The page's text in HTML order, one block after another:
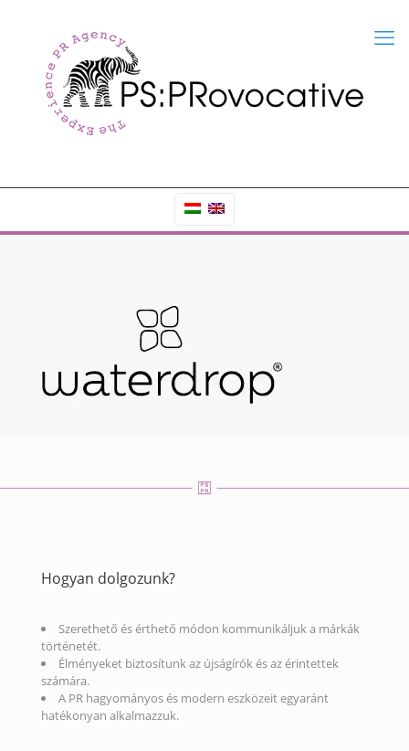
Hogyan dolgozunk?
Szerethető és érthető módon kommunikáljuk a márkák
történetét.
Élményeket biztosítunk az újságírók és az érintettek
számára.
A PR hagyományos és modern eszközeit egyaránt
hatékonyan alkalmazzuk.